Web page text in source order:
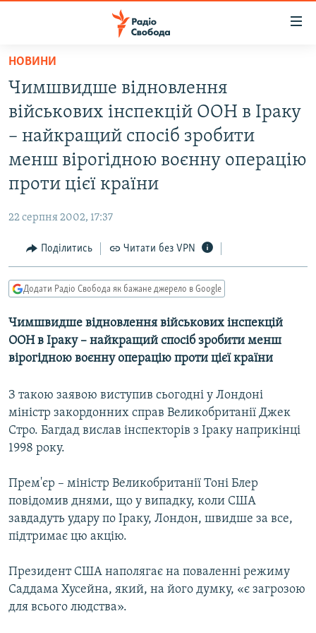
Перейти
основного
матеріалу
Перейти
основної
навігації
Перейти
до
ВСЕ ЗА ДОБУ
СТАТТІ
СПОРТ
УКРАЇНА
РОСІЙСЬКА «ФІЛЬТРАЦІЯ»
КРИМ.РЕАЛІЇ
ТИ ЯК?
СХЕМИ
МУЛЬТИМЕДІА
ФОТО
ПОДКАСТИ
КРИМ РЕАЛІЇ
УКР
КТАТ
НОВИНИ
Чимшвидше відновлення
військових інспекцій ООН в Іраку
– найкращий спосіб зробити
менш вірогідною воєнну операцію
проти цієї країни
22 серпня 2002, 17:37
Поділитись Читати без VPN
Додати Радіо Свобода як бажане джерело в Google
Чимшвидше відновлення військових інспекцій
ООН в Іраку – найкращий спосіб зробити менш
вірогідною воєнну операцію проти цієї країни
З такою заявою виступив сьогодні у Лондоні
міністр закордонних справ Великобританії Джек
Стро. Багдад вислав інспекторів з Іраку наприкінці
1998 року.
Прем'єр – міністр Великобританії Тоні Блер
повідомив днями, що у випадку, коли США
завдадуть удару по Іраку, Лондон, швидше за все,
підтримає цю акцію.
Президент США наполягає на поваленні режиму
Саддама Хусейна, який, на його думку, «є загрозою
для всього людства».